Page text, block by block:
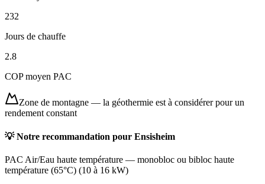
232
Jours de chauffe
2.8
COP moyen PAC
Zone de montagne — la géothermie est à considérer pour un
rendement constant
💡 Notre recommandation pour Ensisheim
PAC Air/Eau haute température — monobloc ou bibloc haute
température (65°C) (10 à 16 kW)